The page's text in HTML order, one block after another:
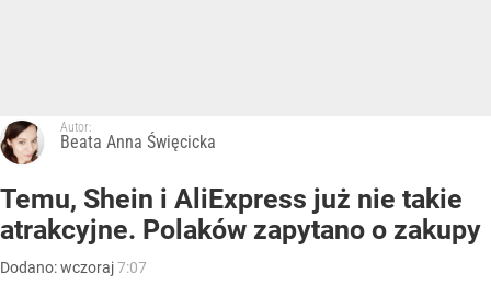
Autor:
Beata Anna Święcicka
Temu, Shein i AliExpress już nie takie
atrakcyjne. Polaków zapytano o zakupy
Dodano:wczoraj7:07